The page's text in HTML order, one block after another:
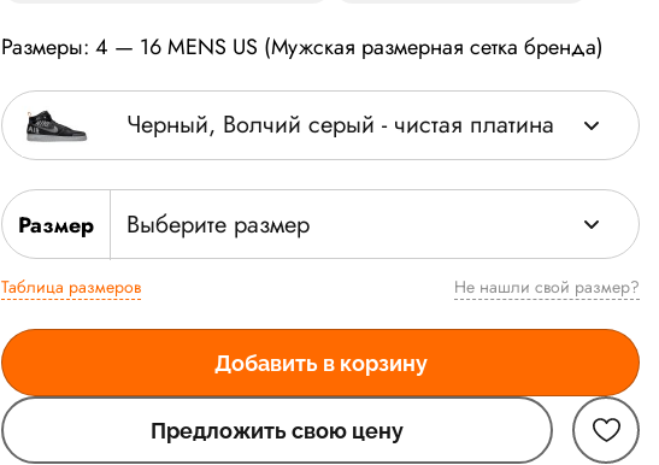
Размеры: 4 — 16 MENS US (Мужская размерная сетка бренда)
Черный, Волчий серый - чистая платина
Размер Выберите размер
Таблица размеров Не нашли свой размер?
Добавить в корзину
Предложить свою цену